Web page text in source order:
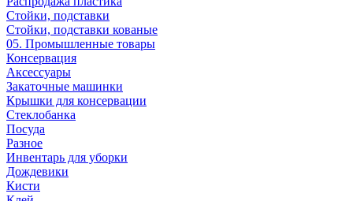
Стойки, подставки
Стойки, подставки кованые
05. Промышленные товары
Консервация
Аксессуары
Закаточные машинки
Крышки для консервации
Стеклобанка
Посуда
Разное
Инвентарь для уборки
Дождевики
Кисти